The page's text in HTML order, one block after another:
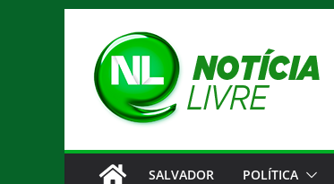
conteúdo
SALVADOR POLÍTICA